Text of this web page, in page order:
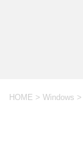
HOME > Windows >